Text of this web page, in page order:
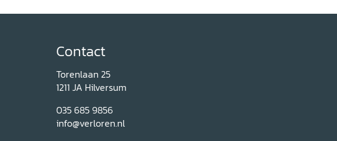
Contact
Torenlaan 25
1211 JA Hilversum
035 685 9856
info@verloren.nl